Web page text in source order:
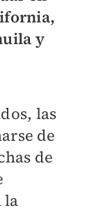
y
las
de
de
la